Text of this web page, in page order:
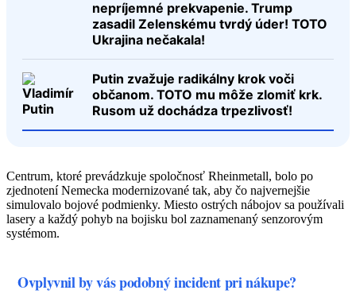
nepríjemné prekvapenie. Trump
zasadil Zelenskému tvrdý úder! TOTO
Ukrajina nečakala!
Putin zvažuje radikálny krok voči
občanom. TOTO mu môže zlomiť krk.
Rusom už dochádza trpezlivosť!
Centrum, ktoré prevádzkuje spoločnosť Rheinmetall, bolo po
zjednotení Nemecka modernizované tak, aby čo najvernejšie
simulovalo bojové podmienky. Miesto ostrých nábojov sa používali
lasery a každý pohyb na bojisku bol zaznamenaný senzorovým
systémom.
Ovplyvnil by vás podobný incident pri nákupe?